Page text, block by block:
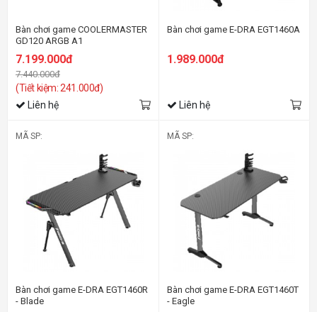
Bàn chơi game COOLERMASTER
GD120 ARGB A1
7.199.000đ
7.440.000đ
(Tiết kiệm: 241.000đ)
Liên hệ
Bàn chơi game E-DRA EGT1460A
1.989.000đ
Liên hệ
MÃ SP:
Bàn chơi game E-DRA EGT1460R
- Blade
MÃ SP:
Bàn chơi game E-DRA EGT1460T
- Eagle